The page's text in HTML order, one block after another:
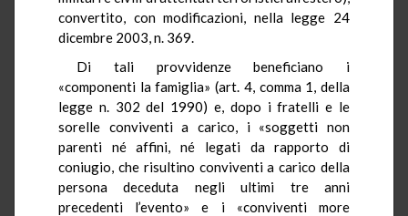
convertito, con modificazioni, nella legge 24
dicembre 2003, n. 369.
Di tali provvidenze beneficiano i
«componenti la famiglia» (art. 4, comma 1, della
legge n. 302 del 1990) e, dopo i fratelli e le
sorelle conviventi a carico, i «soggetti non
parenti né affini, né legati da rapporto di
coniugio, che risultino conviventi a carico della
persona deceduta negli ultimi tre anni
precedenti l’evento» e i «conviventi more